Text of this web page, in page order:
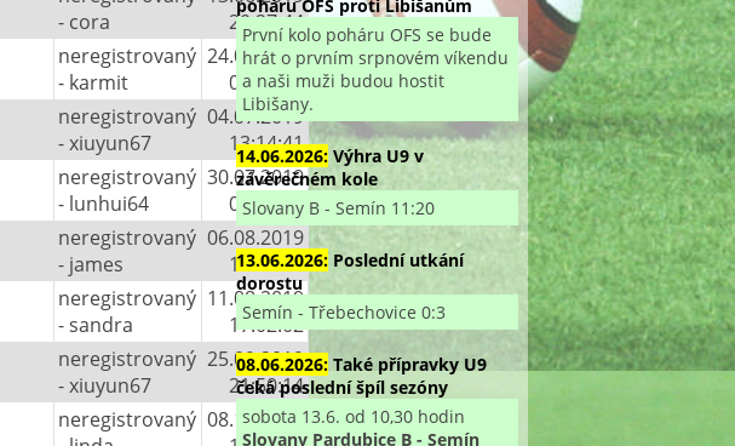
- cora
20:27:44
neregistrovaný
- karmit
24.06.2019
05:53:04
neregistrovaný
- xiuyun67
04.07.2019
13:14:41
neregistrovaný
- lunhui64
30.07.2019
03:55:47
neregistrovaný
- james
06.08.2019
13:45:02
neregistrovaný
- sandra
11.08.2019
17:02:02
neregistrovaný
- xiuyun67
25.09.2019
21:50:14
neregistrovaný 08.10.2019
poháru OFS proti Libišanům
První kolo poháru OFS se bude
hrát o prvním srpnovém víkendu
a naši muži budou hostit
Libišany.
14.06.2026: Výhra U9 v
závěrečném kole
Slovany B - Semín 11:20
13.06.2026: Poslední utkání
dorostu
Semín - Třebechovice 0:3
08.06.2026: Také přípravky U9
čeká poslední špíl sezóny
sobota 13.6. od 10,30 hodin
Slovany Pardubice B - Semín